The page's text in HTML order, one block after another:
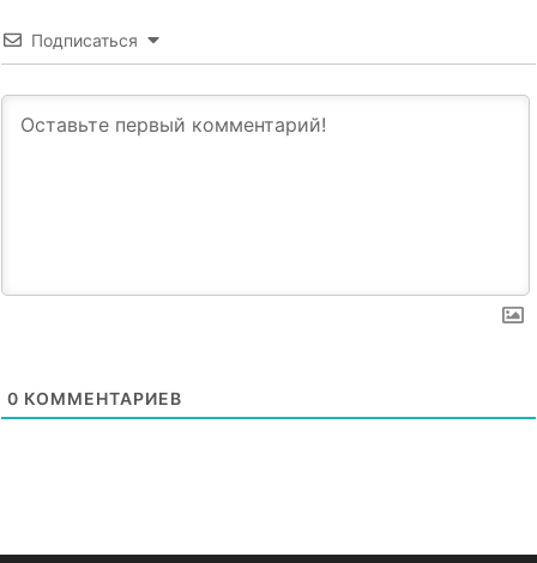
Подписаться
0 КОММЕНТАРИЕВ